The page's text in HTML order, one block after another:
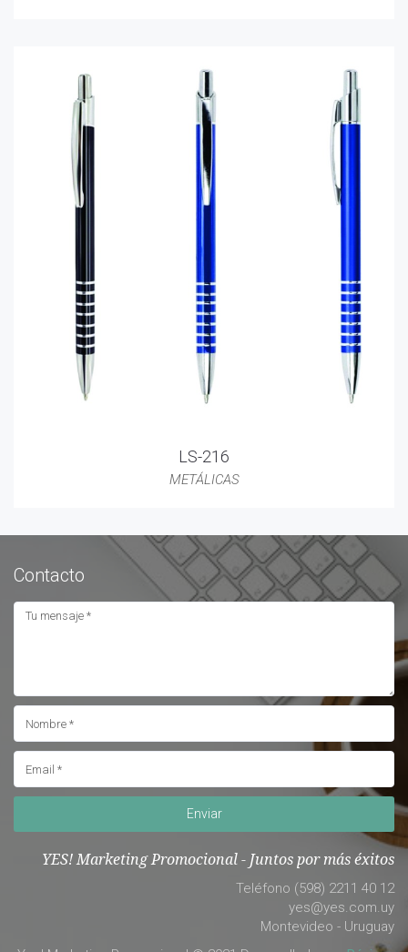
LS-216
METÁLICAS
Contacto
Enviar
YES! Marketing Promocional - Juntos por más éxitos
Teléfono (598) 2211 40 12
yes@yes.com.uy
Montevideo - Uruguay